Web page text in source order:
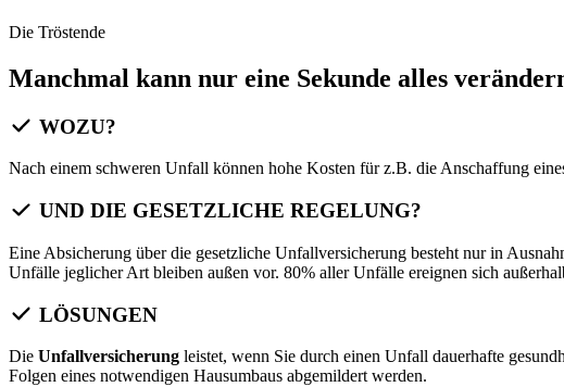
Die Tröstende
Manchmal kann nur eine Sekunde alles
WOZU?
Nach einem schweren Unfall können hohe Kosten für z.B. die Anschaffung
UND DIE GESETZLICHE REGELUNG?
Eine Absicherung über die gesetzliche Unfallversicherung besteht nur in
Unfälle jeglicher Art bleiben außen vor. 80% aller Unfälle ereignen sich
LÖSUNGEN
Die Unfallversicherung leistet, wenn Sie durch einen Unfall dauerhafte
Folgen eines notwendigen Hausumbaus abgemildert werden.